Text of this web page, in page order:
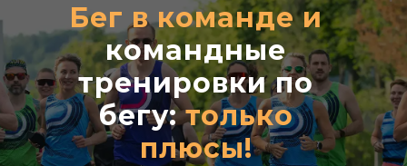
Бег в команде и
командные
тренировки по
бегу:только
плюсы!